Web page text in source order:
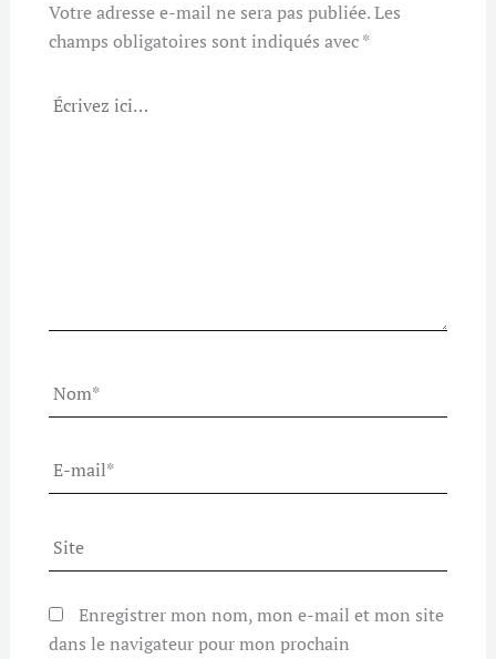
Votre adresse e-mail ne sera pas publiée.Les
champs obligatoires sont indiqués avec*
Écrivez
Nom*
E-
mail*
Site
Enregistrer mon nom, mon e-mail et mon site
dans le navigateur pour mon prochain